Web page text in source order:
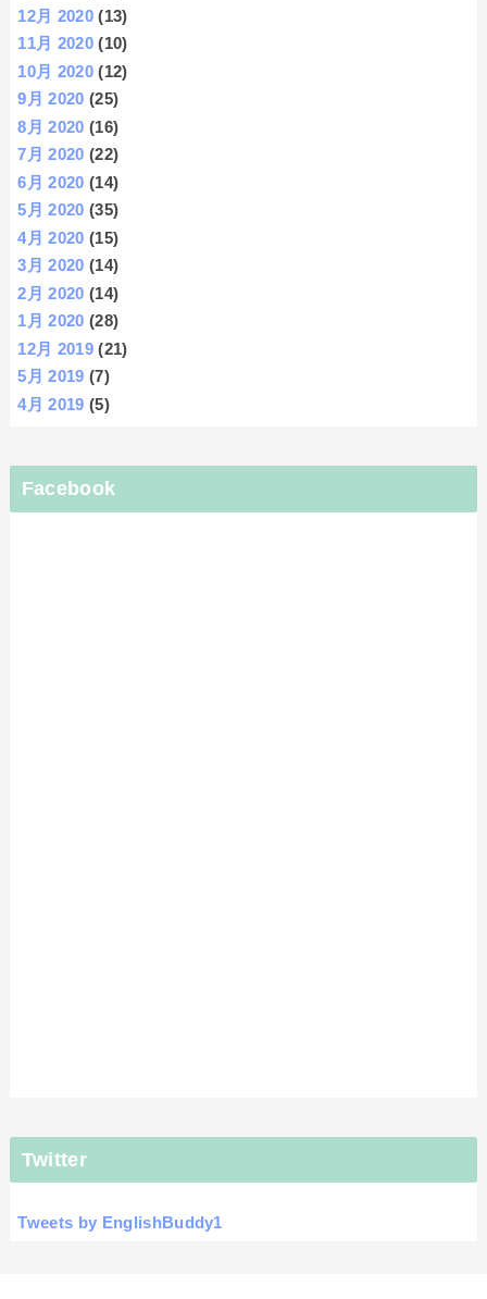
12月 2020 (13)
11月 2020 (10)
10月 2020 (12)
9月 2020 (25)
8月 2020 (16)
7月 2020 (22)
6月 2020 (14)
5月 2020 (35)
4月 2020 (15)
3月 2020 (14)
2月 2020 (14)
1月 2020 (28)
12月 2019 (21)
5月 2019 (7)
4月 2019 (5)
Facebook
Twitter
Tweets by EnglishBuddy1